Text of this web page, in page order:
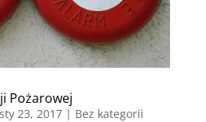
Pożarowej
sty 23, 2017| Bez kategorii